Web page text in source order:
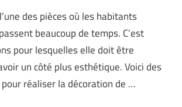
des pièces où les habitants
beaucoup de temps. C’est
pour lesquelles elle doit être
un côté plus esthétique. Voici des
réaliser la décoration de …